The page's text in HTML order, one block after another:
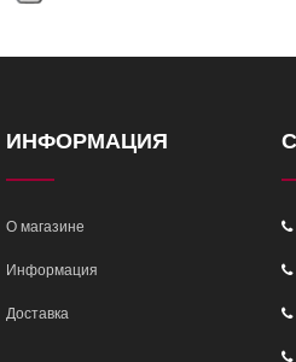
ИНФОРМАЦИЯ
О магазине
Информация
Доставка